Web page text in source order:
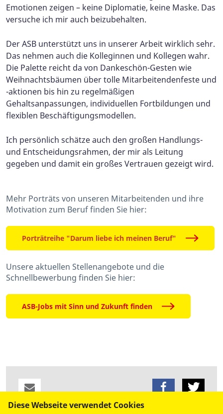
Emotionen zeigen – keine Diplomatie, keine Maske. Das
versuche ich mir auch beizubehalten.
Der ASB unterstützt uns in unserer Arbeit wirklich sehr.
Das nehmen auch die Kolleginnen und Kollegen wahr.
Die Palette reicht da von Dankeschön-Gesten wie
Weihnachtsbäumen über tolle Mitarbeitendenfeste und
-aktionen bis hin zu regelmäßigen
Gehaltsanpassungen, individuellen Fortbildungen und
flexiblen Beschäftigungsmodellen.
Ich persönlich schätze auch den großen Handlungs-
und Entscheidungsrahmen, der mir als Leitung
gegeben und damit ein großes Vertrauen gezeigt wird.
Mehr Porträts von unseren Mitarbeitenden und ihre
Motivation zum Beruf finden Sie hier:
Porträtreihe "Darum liebe ich meinen Beruf"
Unsere aktuellen Stellenangebote und die
Schnellbewerbung finden Sie hier:
ASB-Jobs mit Sinn und Zukunft finden
Diese Webseite verwendet Cookies